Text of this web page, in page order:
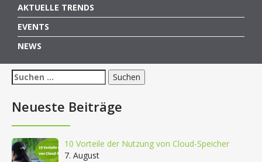
AKTUELLE TRENDS
EVENTS
NEWS
Suchen
nach:
Neueste Beiträge
10 Vorteile der Nutzung von Cloud-Speicher
7. August